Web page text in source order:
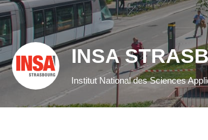
INSA
Institut National des Sciences